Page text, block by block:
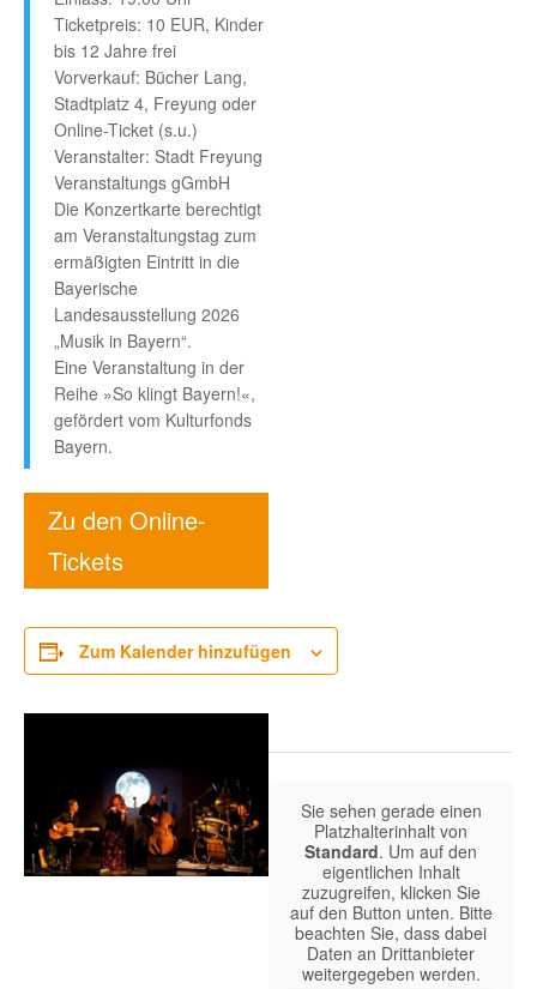
Ticketpreis: 10 EUR, Kinder
bis 12 Jahre frei
Vorverkauf: Bücher Lang,
Stadtplatz 4, Freyung oder
Online-Ticket (s.u.)
Veranstalter: Stadt Freyung
Veranstaltungs gGmbH
Die Konzertkarte berechtigt
am Veranstaltungstag zum
ermäßigten Eintritt in die
Bayerische
Landesausstellung 2026
„Musik in Bayern“.
Eine Veranstaltung in der
Reihe »So klingt Bayern!«,
gefördert vom Kulturfonds
Bayern.
Zu den Online-
Tickets
Zum Kalender hinzufügen
Sie sehen gerade einen
Platzhalterinhalt von
Standard. Um auf den
eigentlichen Inhalt
zuzugreifen, klicken Sie
auf den Button unten. Bitte
beachten Sie, dass dabei
Daten an Drittanbieter
weitergegeben werden.